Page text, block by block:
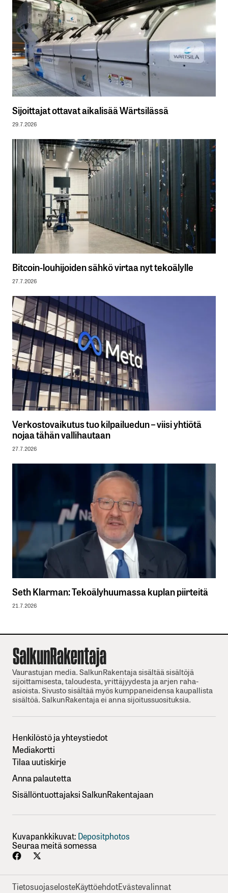
Sijoittajat ottavat aikalisää Wärtsilässä
29.7.2026
Bitcoin-louhijoiden sähkö virtaa nyt tekoälylle
27.7.2026
Verkostovaikutus tuo kilpailuedun – viisi yhtiötä
nojaa tähän vallihautaan
27.7.2026
Seth Klarman: Tekoälyhuumassa kuplan piirteitä
21.7.2026
Vaurastujan media. SalkunRakentaja sisältää sisältöjä
sijoittamisesta, taloudesta, yrittäjyydesta ja arjen raha-
asioista. Sivusto sisältää myös kumppaneidensa kaupallista
sisältöä. SalkunRakentaja ei anna sijoitussuosituksia.
Henkilöstö ja yhteystiedot
Mediakortti
Tilaa uutiskirje
Anna palautetta
Sisällöntuottajaksi SalkunRakentajaan
Kuvapankkikuvat: Depositphotos
Seuraa meitä somessa
TietosuojaselosteKäyttöehdotEvästevalinnat